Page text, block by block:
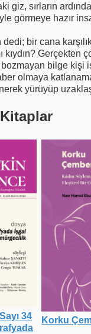
giz, sırların
görmeye hazır
bir cana
kıydın? Gerçekten
bilge kişi
olmaya
yürüyüp
34
Korku